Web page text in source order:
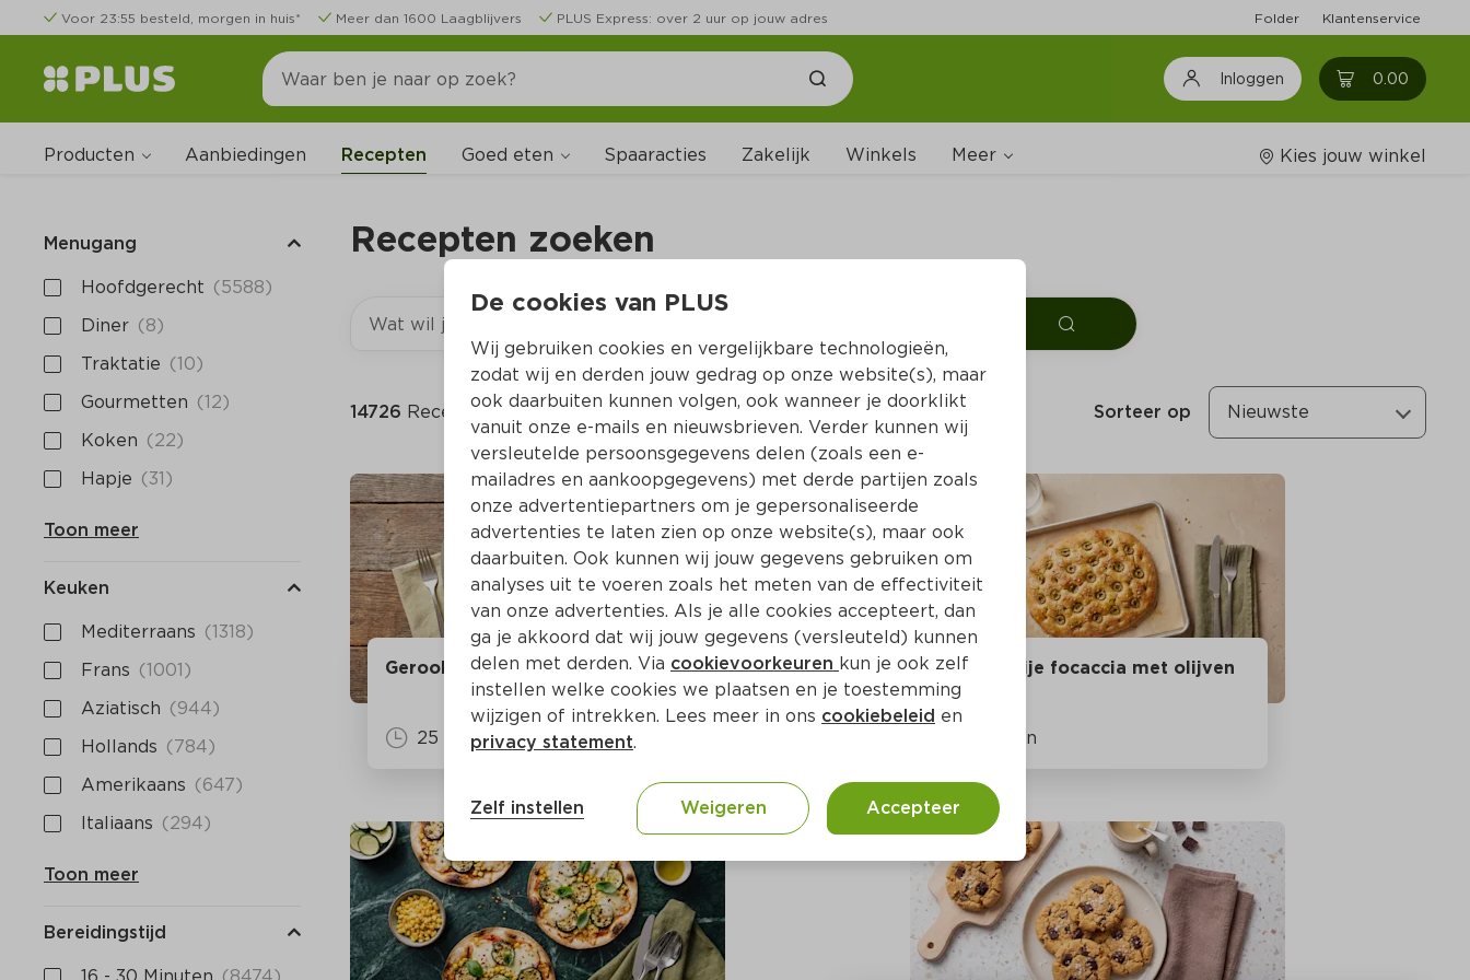
Voor 23:55 besteld, morgen in huis* Meer dan 1600 Laagblijvers PLUS Express: over 2 uur op jouw adres Folder Klantenservice
Inloggen 0.00 0
Producten Aanbiedingen Recepten Goed eten Spaaracties Zakelijk Winkels Meer
Wijnshop
Boodschappenlijstjes
Kies jouw winkel
Menugang
Hoofdgerecht (5588)
Diner (8)
Traktatie (10)
Gourmetten (12)
Koken (22)
Hapje (31)
Toon meer
Keuken
Mediterraans (1318)
Frans (1001)
Aziatisch (944)
Hollands (784)
Amerikaans (647)
Italiaans (294)
Toon meer
Bereidingstijd
Recepten zoeken
14726 Recepten Sorteer op Nieuwste
Gerookte bloemkoolsteaks
25 Min
Glutenvrije focaccia met olijven
Min
De cookies van PLUS
Wij gebruiken cookies en vergelijkbare technologieën,
zodat wij en derden jouw gedrag op onze website(s), maar
ook daarbuiten kunnen volgen, ook wanneer je doorklikt
vanuit onze e-mails en nieuwsbrieven. Verder kunnen wij
versleutelde persoonsgegevens delen (zoals een e-
mailadres en aankoopgegevens) met derde partijen zoals
onze advertentiepartners om je gepersonaliseerde
advertenties te laten zien op onze website(s), maar ook
daarbuiten. Ook kunnen wij jouw gegevens gebruiken om
analyses uit te voeren zoals het meten van de effectiviteit
van onze advertenties. Als je alle cookies accepteert, dan
ga je akkoord dat wij jouw gegevens (versleuteld) kunnen
delen met derden. Via cookievoorkeuren kun je ook zelf
instellen welke cookies we plaatsen en je toestemming
wijzigen of intrekken. Lees meer in ons cookiebeleid en
privacy statement.
Zelf instellen Weigeren Accepteer